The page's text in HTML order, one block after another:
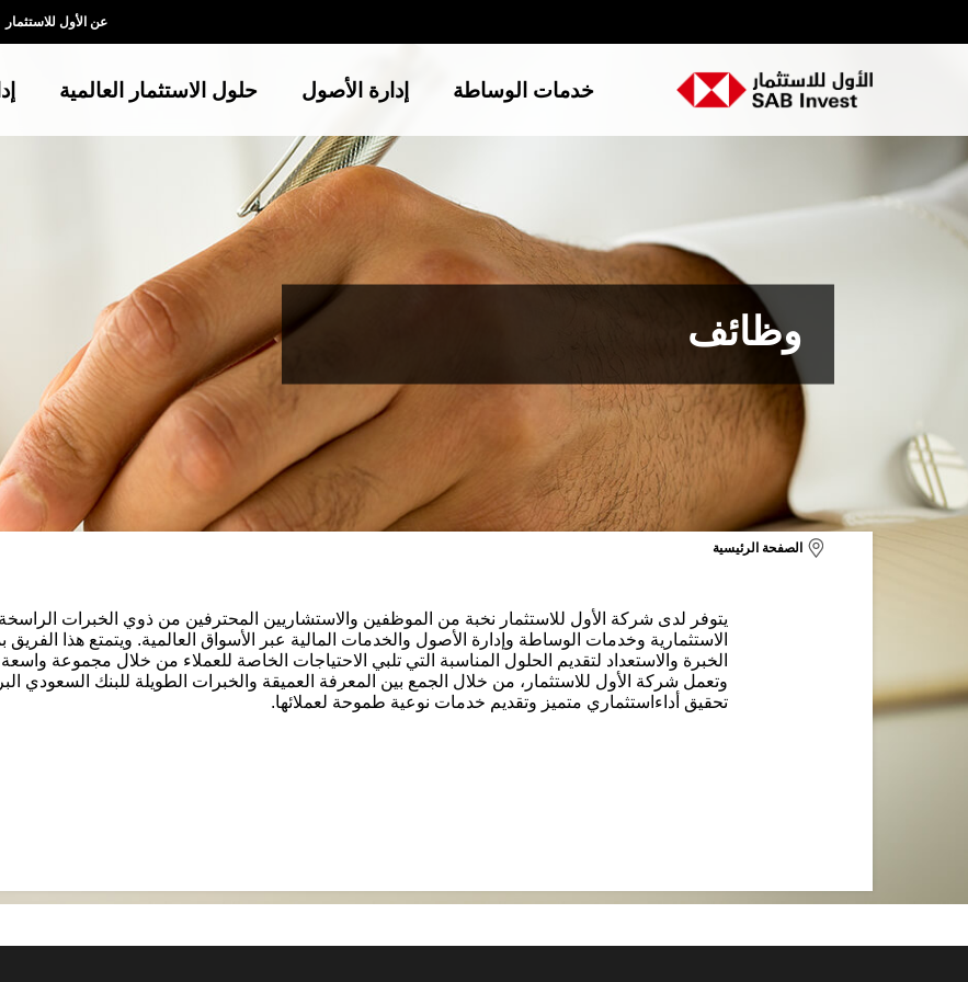
عن الأول للاستثمار
خدمات الوساطة إدارة الأصول حلول الاستثمار العالمية
وظائف
الصفحة الرئيسية
يتوفر لدى شركة الأول للاستثمار نخبة من الموظفين والاستشاريين المحترفين من ذوي الخبرات
الاستثمارية وخدمات الوساطة وإدارة الأصول والخدمات المالية عبر الأسواق العالمية. ويتمتع هذا
الخبرة والاستعداد لتقديم الحلول المناسبة التي تلبي الاحتياجات الخاصة للعملاء من خلال مجموعة
وتعمل شركة الأول للاستثمار، من خلال الجمع بين المعرفة العميقة والخبرات الطويلة للبنك السعودي
تحقيق أداءاستثماري متميز وتقديم خدمات نوعية طموحة لعملائها.